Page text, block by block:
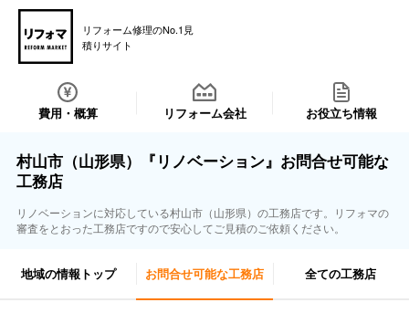
リフォーム修理のNo.1見
積りサイト
費用・概算 リフォーム会社 お役立ち情報
村山市（山形県）『リノベーション』お問合せ可能な
工務店
リノベーションに対応している村山市（山形県）の工務店です。リフォマの
審査をとおった工務店ですので安心してご見積のご依頼ください。
地域の情報トップ お問合せ可能な工務店 全ての工務店